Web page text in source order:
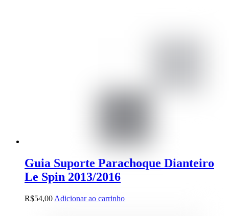
Guia Suporte Parachoque Dianteiro
Le Spin 2013/2016
R$54,00 Adicionar ao carrinho